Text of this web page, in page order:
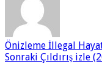
Önizleme İllegal
Sonraki Çıldırış izle